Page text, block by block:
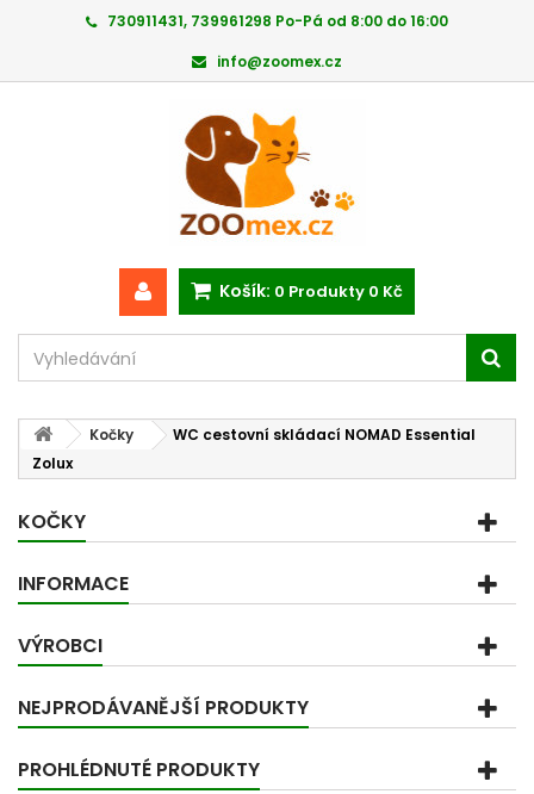
730911431, 739961298 Po-Pá od 8:00 do 16:00
info@zoomex.cz
Košík: 0 Produkty 0 Kč
Kočky
WC cestovní skládací NOMAD Essential
Zolux
KOČKY
INFORMACE
VÝROBCI
NEJPRODÁVANĚJŠÍ PRODUKTY
PROHLÉDNUTÉ PRODUKTY